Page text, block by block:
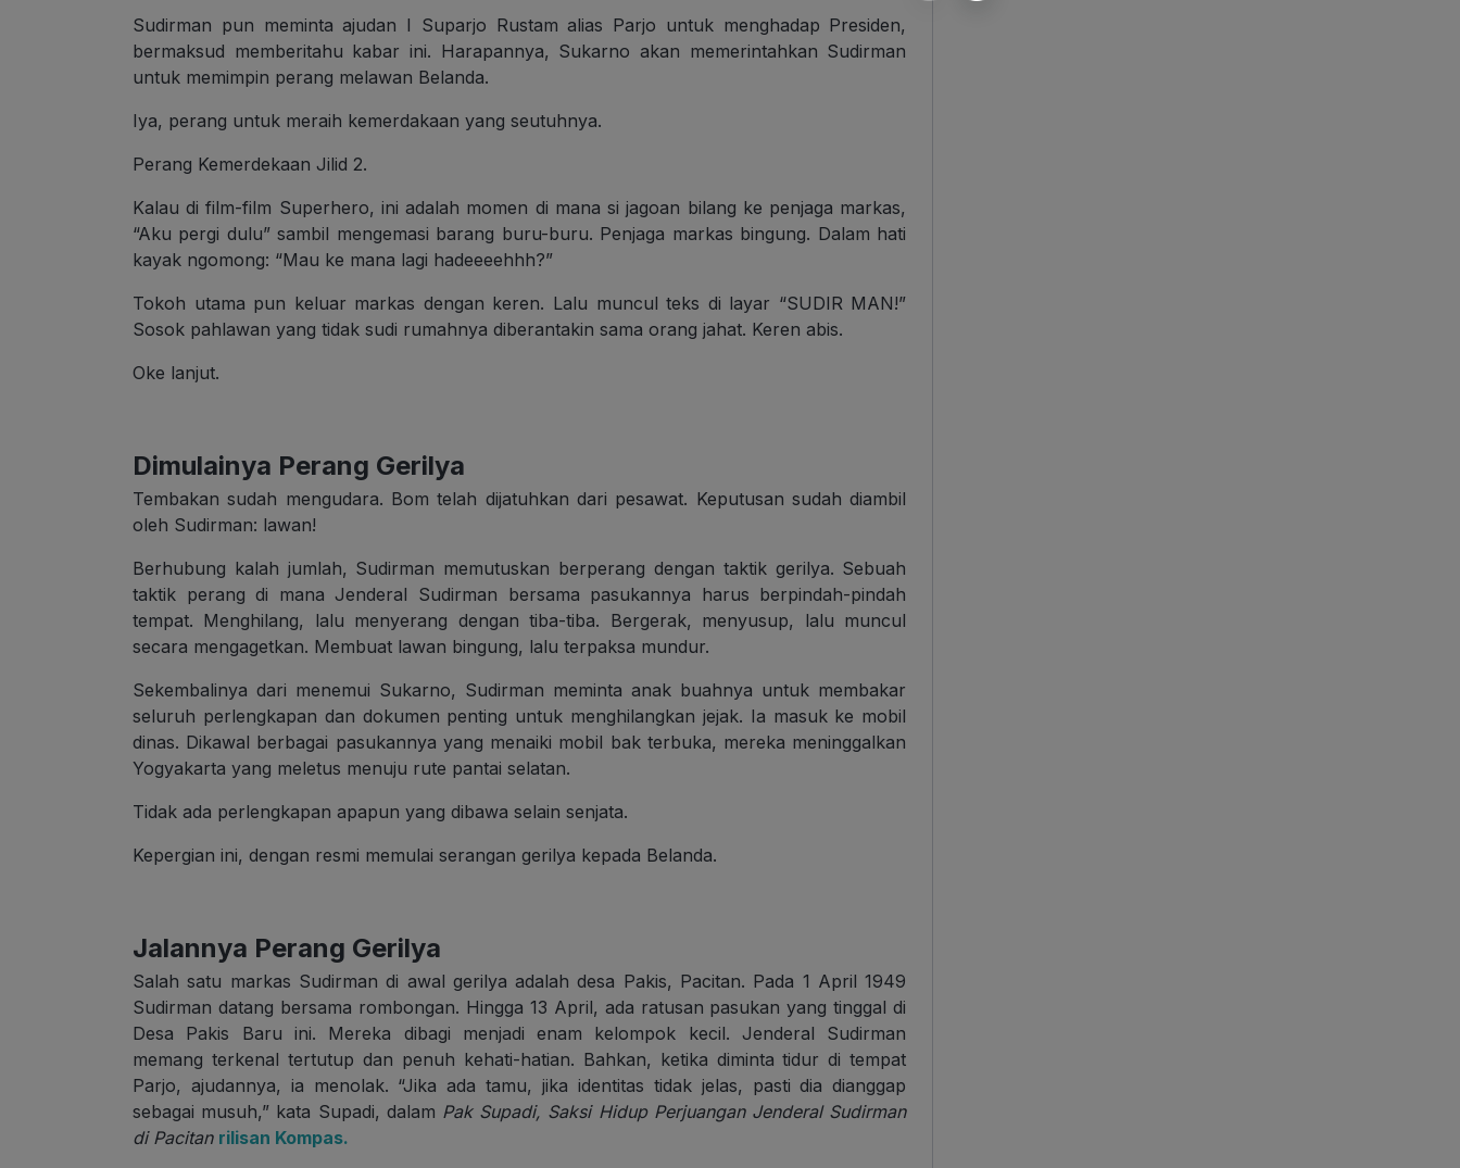
Sudirman pun meminta ajudan I Suparjo Rustam alias Parjo untuk menghadap Presiden,
bermaksud memberitahu kabar ini. Harapannya, Sukarno akan memerintahkan Sudirman
untuk memimpin perang melawan Belanda.
Iya, perang untuk meraih kemerdakaan yang seutuhnya.
Perang Kemerdekaan Jilid 2.
Kalau di film-film Superhero, ini adalah momen di mana si jagoan bilang ke penjaga markas,
“Aku pergi dulu” sambil mengemasi barang buru-buru. Penjaga markas bingung. Dalam hati
kayak ngomong: “Mau ke mana lagi hadeeeehhh?”
Tokoh utama pun keluar markas dengan keren. Lalu muncul teks di layar “SUDIR MAN!”
Sosok pahlawan yang tidak sudi rumahnya diberantakin sama orang jahat. Keren abis.
Oke lanjut.
Dimulainya Perang Gerilya
Tembakan sudah mengudara. Bom telah dijatuhkan dari pesawat. Keputusan sudah diambil
oleh Sudirman: lawan!
Berhubung kalah jumlah, Sudirman memutuskan berperang dengan taktik gerilya. Sebuah
taktik perang di mana Jenderal Sudirman bersama pasukannya harus berpindah-pindah
tempat. Menghilang, lalu menyerang dengan tiba-tiba. Bergerak, menyusup, lalu muncul
secara mengagetkan. Membuat lawan bingung, lalu terpaksa mundur.
Sekembalinya dari menemui Sukarno, Sudirman meminta anak buahnya untuk membakar
seluruh perlengkapan dan dokumen penting untuk menghilangkan jejak. Ia masuk ke mobil
dinas. Dikawal berbagai pasukannya yang menaiki mobil bak terbuka, mereka meninggalkan
Yogyakarta yang meletus menuju rute pantai selatan.
Tidak ada perlengkapan apapun yang dibawa selain senjata.
Kepergian ini, dengan resmi memulai serangan gerilya kepada Belanda.
Jalannya Perang Gerilya
Salah satu markas Sudirman di awal gerilya adalah desa Pakis, Pacitan. Pada 1 April 1949
Sudirman datang bersama rombongan. Hingga 13 April, ada ratusan pasukan yang tinggal di
Desa Pakis Baru ini. Mereka dibagi menjadi enam kelompok kecil. Jenderal Sudirman
memang terkenal tertutup dan penuh kehati-hatian. Bahkan, ketika diminta tidur di tempat
Parjo, ajudannya, ia menolak. “Jika ada tamu, jika identitas tidak jelas, pasti dia dianggap
sebagai musuh,” kata Supadi, dalam Pak Supadi, Saksi Hidup Perjuangan Jenderal Sudirman
di Pacitan rilisan Kompas.